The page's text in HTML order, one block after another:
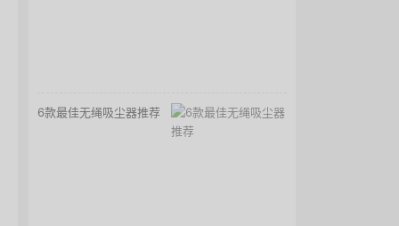
6款最佳无绳吸尘器推荐